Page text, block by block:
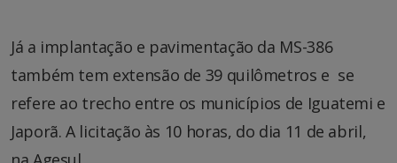
Já a implantação e pavimentação da MS-386
também tem extensão de 39 quilômetros e se
refere ao trecho entre os municípios de Iguatemi e
Japorã. A licitação às 10 horas, do dia 11 de abril,